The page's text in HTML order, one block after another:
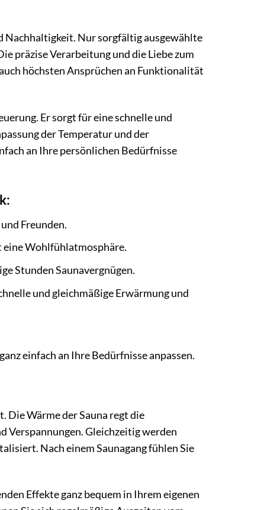
Nachhaltigkeit. Nur sorgfältig ausgewählte
präzise Verarbeitung und die Liebe zum
höchsten Ansprüchen an Funktionalität
Er sorgt für eine schnelle und
der Temperatur und der
an Ihre persönlichen Bedürfnisse
Freunden.
eine Wohlfühlatmosphäre.
Stunden Saunavergnügen.
und gleichmäßige Erwärmung und
einfach an Ihre Bedürfnisse anpassen.
Die Wärme der Sauna regt die
Verspannungen. Gleichzeitig werden
Nach einem Saunagang fühlen Sie
Effekte ganz bequem in Ihrem eigenen